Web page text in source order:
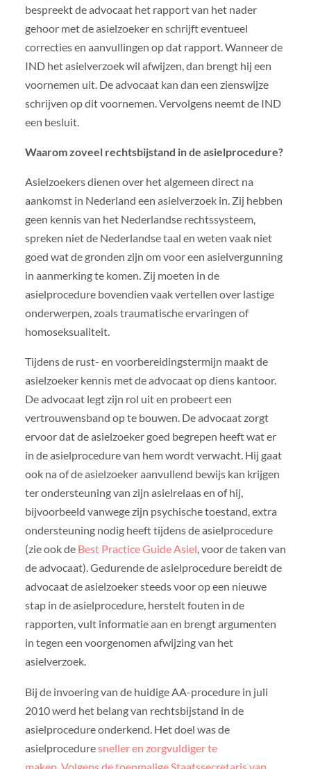
bespreekt de advocaat het rapport van het nader
gehoor met de asielzoeker en schrijft eventueel
correcties en aanvullingen op dat rapport. Wanneer de
IND het asielverzoek wil afwijzen, dan brengt hij een
voornemen uit. De advocaat kan dan een zienswijze
schrijven op dit voornemen. Vervolgens neemt de IND
een besluit.
Waarom zoveel rechtsbijstand in de asielprocedure?
Asielzoekers dienen over het algemeen direct na
aankomst in Nederland een asielverzoek in. Zij hebben
geen kennis van het Nederlandse rechtssysteem,
spreken niet de Nederlandse taal en weten vaak niet
goed wat de gronden zijn om voor een asielvergunning
in aanmerking te komen. Zij moeten in de
asielprocedure bovendien vaak vertellen over lastige
onderwerpen, zoals traumatische ervaringen of
homoseksualiteit.
Tijdens de rust- en voorbereidingstermijn maakt de
asielzoeker kennis met de advocaat op diens kantoor.
De advocaat legt zijn rol uit en probeert een
vertrouwensband op te bouwen. De advocaat zorgt
ervoor dat de asielzoeker goed begrepen heeft wat er
in de asielprocedure van hem wordt verwacht. Hij gaat
ook na of de asielzoeker aanvullend bewijs kan krijgen
ter ondersteuning van zijn asielrelaas en of hij,
bijvoorbeeld vanwege zijn psychische toestand, extra
ondersteuning nodig heeft tijdens de asielprocedure
(zie ook de Best Practice Guide Asiel, voor de taken van
de advocaat). Gedurende de asielprocedure bereidt de
advocaat de asielzoeker steeds voor op een nieuwe
stap in de asielprocedure, herstelt fouten in de
rapporten, vult informatie aan en brengt argumenten
in tegen een voorgenomen afwijzing van het
asielverzoek.
Bij de invoering van de huidige AA-procedure in juli
2010 werd het belang van rechtsbijstand in de
asielprocedure onderkend. Het doel was de
asielproceduresneller en zorgvuldiger te
maken Volgens de toenmalige Staatssecretaris van